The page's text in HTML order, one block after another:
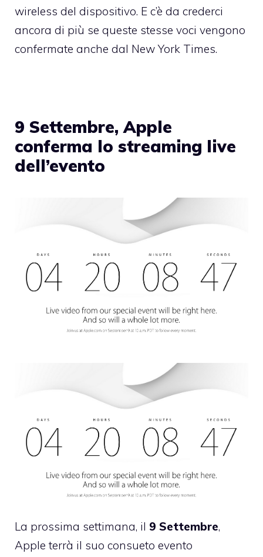
wireless del dispositivo. E c’è da crederci
ancora di più se queste stesse voci vengono
confermate anche dal New York Times.
9 Settembre, Apple
conferma lo streaming live
dell’evento
La prossima settimana, il 9 Settembre,
Apple terrà il suo consueto evento